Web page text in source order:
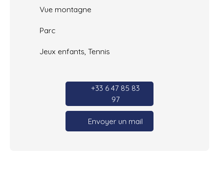
Vue montagne
Parc
Jeux enfants, Tennis
+33 6 47 85 83
97
Envoyer un mail